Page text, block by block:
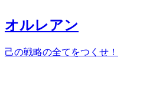
オルレアン
己の戦略の全てをつくせ！